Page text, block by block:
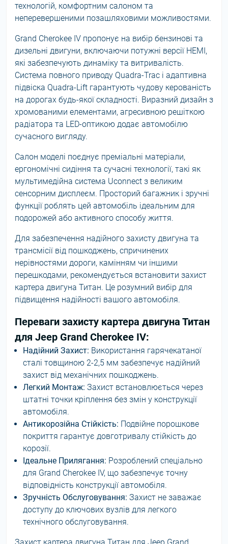
технологій, комфортним салоном та
неперевершеними позашляховими можливостями.
Grand Cherokee IV пропонує на вибір бензинові та
дизельні двигуни, включаючи потужні версії HEMI,
які забезпечують динаміку та витривалість.
Система повного приводу Quadra-Trac і адаптивна
підвіска Quadra-Lift гарантують чудову керованість
на дорогах будь-якої складності. Виразний дизайн з
хромованими елементами, агресивною решіткою
радіатора та LED-оптикою додає автомобілю
сучасного вигляду.
Салон моделі поєднує преміальні матеріали,
ергономічні сидіння та сучасні технології, такі як
мультимедійна система Uconnect з великим
сенсорним дисплеєм. Просторий багажник і зручні
функції роблять цей автомобіль ідеальним для
подорожей або активного способу життя.
Для забезпечення надійного захисту двигуна та
трансмісії від пошкоджень, спричинених
нерівностями дороги, камінням чи іншими
перешкодами, рекомендується встановити захист
картера двигуна Титан. Це розумний вибір для
підвищення надійності вашого автомобіля.
Переваги захисту картера двигуна Титан
для Jeep Grand Cherokee IV:
Надійний Захист: Використання гарячекатаної
сталі товщиною 2-2,5 мм забезпечує надійний
захист від механічних пошкоджень.
Легкий Монтаж: Захист встановлюється через
штатні точки кріплення без змін у конструкції
автомобіля.
Антикорозійна Стійкість: Подвійне порошкове
покриття гарантує довготривалу стійкість до
корозії.
Ідеальне Прилягання: Розроблений спеціально
для Grand Cherokee IV, що забезпечує точну
відповідність конструкції автомобіля.
Зручність Обслуговування: Захист не заважає
доступу до ключових вузлів для легкого
технічного обслуговування.